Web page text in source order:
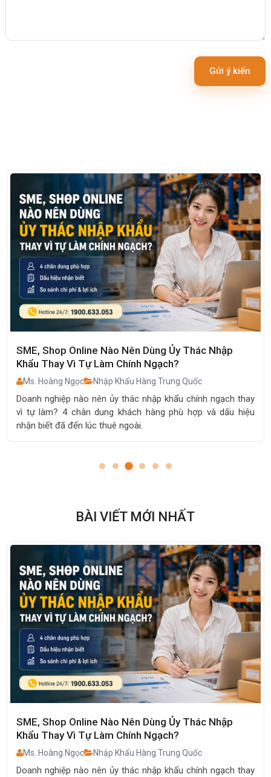
Gửi ý kiến
SME, Shop Online Nào Nên Dùng Ủy Thác Nhập
Khẩu Thay Vì Tự Làm Chính Ngạch?
Ms. Hoàng Ngọc Nhập Khẩu Hàng Trung Quốc
Doanh nghiệp nào nên ủy thác nhập khẩu chính ngạch thay
vì tự làm? 4 chân dung khách hàng phù hợp và dấu hiệu
nhận biết đã đến lúc thuê ngoài.
BÀI VIẾT MỚI NHẤT
SME, Shop Online Nào Nên Dùng Ủy Thác Nhập
Khẩu Thay Vì Tự Làm Chính Ngạch?
Ms. Hoàng Ngọc Nhập Khẩu Hàng Trung Quốc
Doanh nghiệp nào nên ủy thác nhập khẩu chính ngạch thay